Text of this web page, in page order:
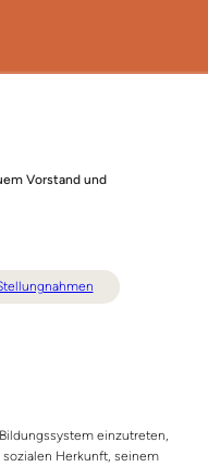
Vorstand und
einzutreten,
Herkunft, seinem